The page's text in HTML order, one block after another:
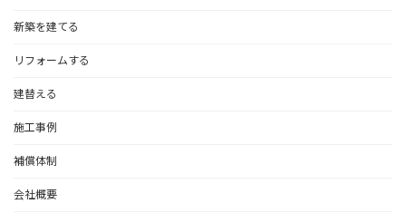
新築を建てる
リフォームする
建替える
施工事例
補償体制
会社概要